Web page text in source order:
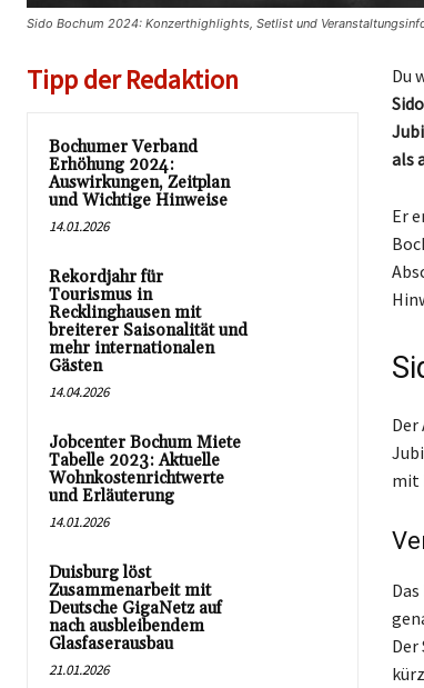
Sido Bochum 2024: Konzerthighlights, Setlist und
Tipp der Redaktion
Bochumer Verband
Erhöhung 2024:
Auswirkungen, Zeitplan
und Wichtige Hinweise
14.01.2026
Rekordjahr für
Tourismus in
Recklinghausen mit
breiterer Saisonalität und
mehr internationalen
Gästen
14.04.2026
Jobcenter Bochum Miete
Tabelle 2023: Aktuelle
Wohnkostenrichtwerte
und Erläuterung
14.01.2026
Duisburg löst
Zusammenarbeit mit
Deutsche GigaNetz auf
nach ausbleibendem
Glasfaserausbau
21.01.2026
Du
als
Er
mit